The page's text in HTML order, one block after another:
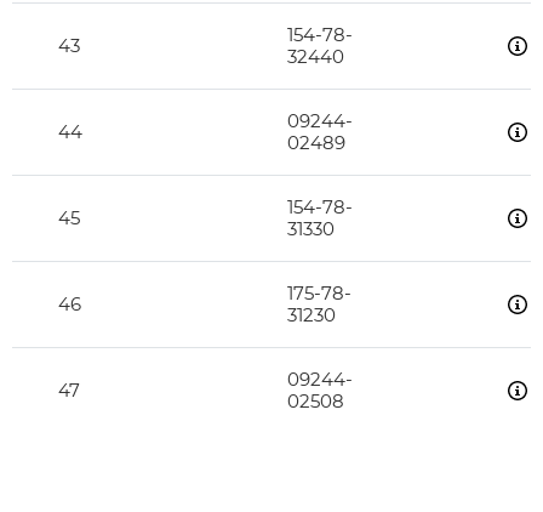
43
154-78-
32440
44
09244-
02489
45
154-78-
31330
46
175-78-
31230
47
09244-
02508